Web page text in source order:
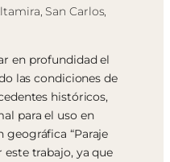
San Carlos,
en profundidad el
las condiciones de
históricos,
para el uso en
“Paraje
este trabajo, ya que